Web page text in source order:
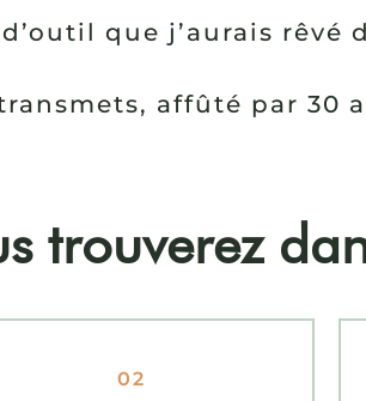
que j’aurais rêvé
affûté par 30
trouverez
02